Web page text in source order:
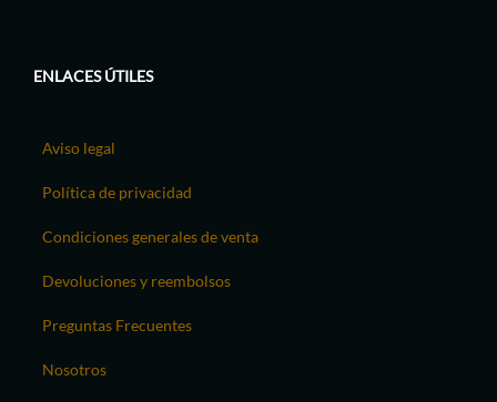
ENLACES ÚTILES
Aviso legal
Política de privacidad
Condiciones generales de venta
Devoluciones y reembolsos
Preguntas Frecuentes
Nosotros